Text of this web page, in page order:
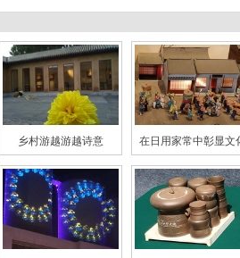
乡村游越游越诗意 在日用家常中彰显文